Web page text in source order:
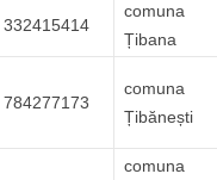
332415414
comuna
Țibana
784277173
comuna
Țibănești
comuna